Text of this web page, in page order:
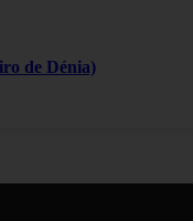
de Dénia)